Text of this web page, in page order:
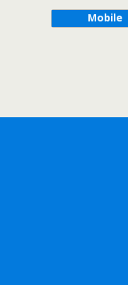
Mobile